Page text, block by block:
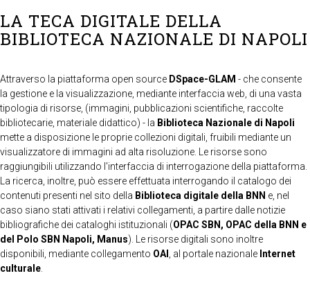
LA TECA DIGITALE DELLA
BIBLIOTECA NAZIONALE DI NAPOLI
Attraverso la piattaforma open source DSpace-GLAM - che consente
la gestione e la visualizzazione, mediante interfaccia web, di una vasta
tipologia di risorse, (immagini, pubblicazioni scientifiche, raccolte
bibliotecarie, materiale didattico) - la Biblioteca Nazionale di Napoli
mette a disposizione le proprie collezioni digitali, fruibili mediante un
visualizzatore di immagini ad alta risoluzione. Le risorse sono
raggiungibili utilizzando l'interfaccia di interrogazione della piattaforma.
La ricerca, inoltre, può essere effettuata interrogando il catalogo dei
contenuti presenti nel sito della Biblioteca digitale della BNN e, nel
caso siano stati attivati i relativi collegamenti, a partire dalle notizie
bibliografiche dei cataloghi istituzionali (OPAC SBN, OPAC della BNN e
del Polo SBN Napoli, Manus). Le risorse digitali sono inoltre
disponibili, mediante collegamento OAI , al portale nazionale Internet
culturale